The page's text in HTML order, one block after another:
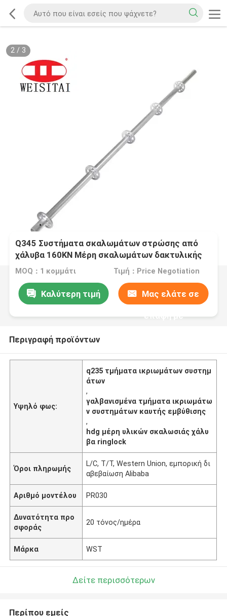
2/ 3
Q345 Συστήματα σκαλωμάτων στρώσης από
χάλυβα 160KN Μέρη σκαλωμάτων δακτυλικής
κλειδαριάς
MOQ：1 κομμάτι Τιμή：Price Negotiation
Καλύτερη τιμή Μας ελάτε σε
επαφή με
Περιγραφή προϊόντων
Υψηλό φως:
q235 τμήματα ικριωμάτων συστημ
άτων
,
γαλβανισμένα τμήματα ικριωμάτω
ν συστημάτων καυτής εμβύθισης
,
hdg μέρη υλικών σκαλωσιάς χάλυ
βα ringlock
Όροι πληρωμής
L/C, T/T, Western Union, εμπορική δι
αβεβαίωση Alibaba
Αριθμό μοντέλου PR030
Δυνατότητα προ
σφοράς
20 τόνος/ημέρα
Μάρκα WST
Δείτε περισσότερων
Περίπου εμείς